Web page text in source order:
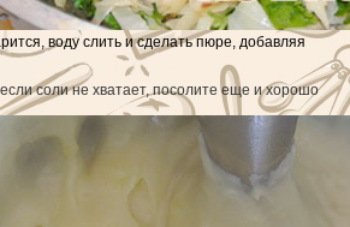
воду слить и сделать пюре, добавляя
соли не хватает, посолите еще и хорошо